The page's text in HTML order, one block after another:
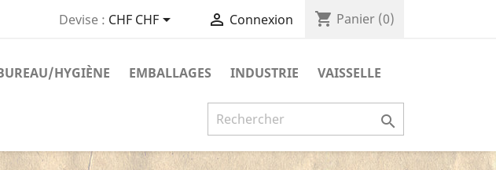
Devise : CHF CHF  Connexion shopping_cart Panier (0)
HYGIÈNE EMBALLAGES INDUSTRIE VAISSELLE
